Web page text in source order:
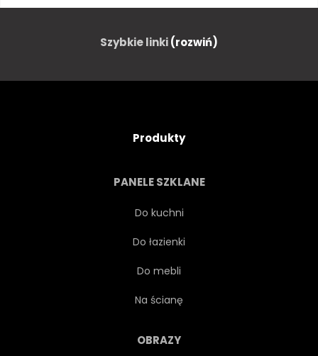
SIELANKOWY JAPONIA
JAPOŃSKI PANORAMICZNY
Szybkie linki(rozwiń)
Produkty
PANELE SZKLANE
Do kuchni
Do łazienki
Do mebli
Na ścianę
OBRAZY